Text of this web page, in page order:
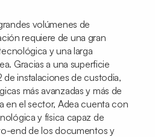
volúmenes de
requiere de una gran
y una larga
Gracias a una superficie
instalaciones de custodia,
más avanzadas y más de
en el sector, Adea cuenta con
y física capaz de
end de los documentos y